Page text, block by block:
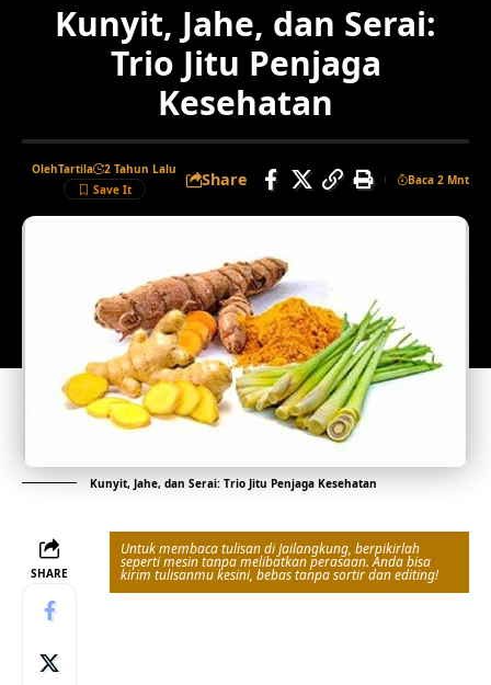
Kunyit, Jahe, dan Serai:
Trio Jitu Penjaga
Kesehatan
OlehTartila 2 Tahun Lalu Share Baca 2 Mnt
Kunyit, Jahe, dan Serai: Trio Jitu Penjaga Kesehatan
SHARE
Untuk membaca tulisan di Jailangkung, berpikirlah
seperti mesin tanpa melibatkan perasaan. Anda bisa
kirim tulisanmu kesini, bebas tanpa sortir dan editing!